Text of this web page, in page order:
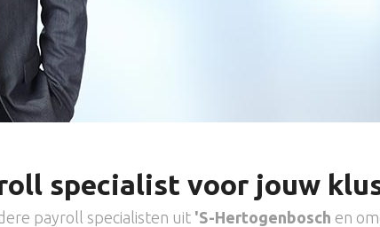
specialist voor jouw
payroll specialisten uit 'S-Hertogenbosch en